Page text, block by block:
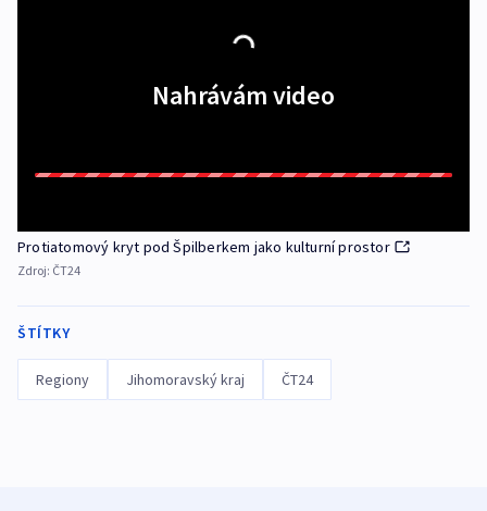
Nahrávám video
Protiatomový kryt pod Špilberkem jako kulturní prostor
Zdroj: ČT24
ŠTÍTKY
Regiony Jihomoravský kraj ČT24